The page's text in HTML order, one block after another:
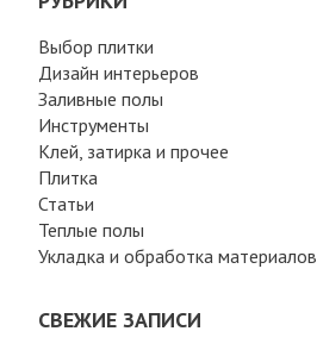
Выбор плитки
Дизайн интерьеров
Заливные полы
Инструменты
Клей, затирка и прочее
Плитка
Статьи
Теплые полы
Укладка и обработка материалов
СВЕЖИЕ ЗАПИСИ